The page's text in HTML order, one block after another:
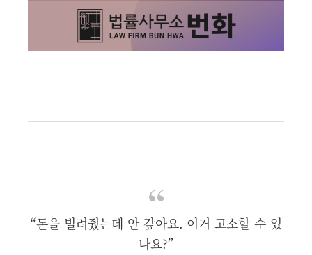
“돈을 빌려줬는데 안 갚아요. 이거 고소할 수 있
나요?”